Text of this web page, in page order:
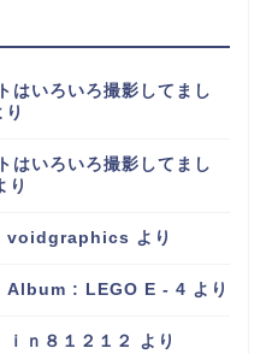
はいろいろ撮影してまし
り
はいろいろ撮影してまし
り
voidgraphics より
Album : LEGO E - 4 より
ｉｎ８１２１２ より